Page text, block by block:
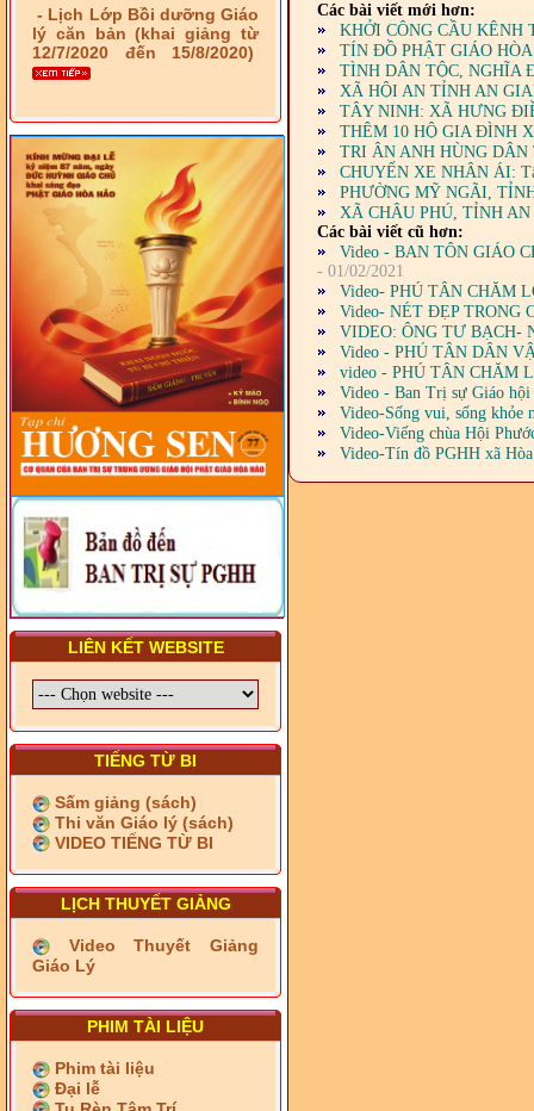
- LỄ RA QUÂN DẬM VÁ,
SỬA CHỮA LỘ GIAO
THÔNG NÔNG THÔN (XÃ
PHÚ THỌ)
- LỚP TẬP HUẤN LỊCH SỬ,
PHÁP LUẬT VIỆT NAM VÀ
HIẾN CHƯƠNG GIÁO HỘI
PGHH NHIỆM KỲ VI (2024-
2029) CHO TRỊ SỰ VIÊN
TRUNG ƯƠNG, BAN ĐẠI
DIỆN TỈNH VÀ GIÁO LÝ
VIÊN - CHUYÊN ĐỀ: NHỮNG
VẤN ĐỀ CHUNG VỀ PHÁP
LUẬT VÀ HỆ THỐNG PHÁP
LUẬT VIỆT NAM
- LỚP TẬP HUẤN LỊCH SỬ,
PHÁP LUẬT VIỆT NAM VÀ
HIẾN CHƯƠNG GIÁO HỘI
PGHH NHIỆM KỲ VI (2024-
2029) CHO TRỊ SỰ VIÊN
TRUNG ƯƠNG, BAN ĐẠI
DIỆN TỈNH VÀ GIÁO LÝ
VIÊN - CHUYÊN ĐỀ: SỰ RA
ĐỜI, BẢN CHẤT, CHỨC
NĂNG VÀ HÌNH THỨC CỦA
NƯỚC CHXHCN VIỆT NAM
- Lịch Lớp Bồi dưỡng Giáo
lý căn bản (khai giảng từ
12/7/2020 đến 15/8/2020)
LIÊN KẾT WEBSITE
TIẾNG TỪ BI
Sấm giảng (sách)
Thi văn Giáo lý (sách)
VIDEO TIẾNG TỪ BI
LỊCH THUYẾT GIẢNG
Video Thuyết Giảng
Giáo Lý
PHIM TÀI LIỆU
Phim tài liệu
Đại lễ
Các bài viết mới hơn:
KHỞI CÔNG CẦU KÊNH
TÍN ĐỒ PHẬT GIÁO
TÌNH DÂN TỘC, NGHĨA
XÃ HỘI AN TỈNH AN
TÂY NINH: XÃ HƯNG
THÊM 10 HỘ GIA ĐÌNH
TRI ÂN ANH HÙNG DÂN
CHUYẾN XE NHÂN ÁI:
PHƯỜNG MỸ NGÃI,
XÃ CHÂU PHÚ, TỈNH
Các bài viết cũ hơn:
Video - BAN TÔN GIÁO
- 01/02/2021
Video- PHÚ TÂN CHĂM
Video- NÉT ĐẸP TRONG
VIDEO: ÔNG TƯ BẠCH-
Video - PHÚ TÂN DÂN
video - PHÚ TÂN CHĂM
Video - Ban Trị sự Giáo
Video-Sống vui, sống khỏe
Video-Viếng chùa Hội
Video-Tín đồ PGHH xã